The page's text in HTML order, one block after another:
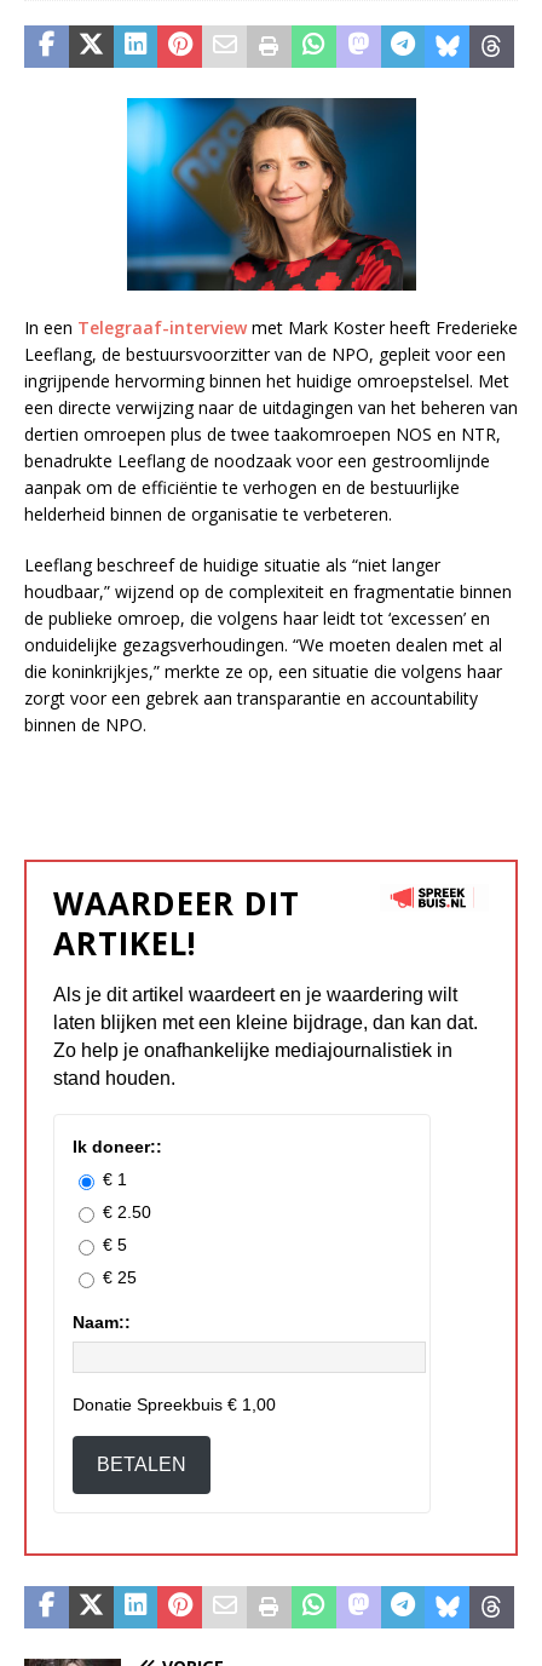
In een Telegraaf-interview met Mark Koster heeft Frederieke
Leeflang, de bestuursvoorzitter van de NPO, gepleit voor een
ingrijpende hervorming binnen het huidige omroepstelsel. Met
een directe verwijzing naar de uitdagingen van het beheren van
dertien omroepen plus de twee taakomroepen NOS en NTR,
benadrukte Leeflang de noodzaak voor een gestroomlijnde
aanpak om de efficiëntie te verhogen en de bestuurlijke
helderheid binnen de organisatie te verbeteren.
Leeflang beschreef de huidige situatie als “niet langer
houdbaar,” wijzend op de complexiteit en fragmentatie binnen
de publieke omroep, die volgens haar leidt tot ‘excessen’ en
onduidelijke gezagsverhoudingen. “We moeten dealen met al
die koninkrijkjes,” merkte ze op, een situatie die volgens haar
zorgt voor een gebrek aan transparantie en accountability
binnen de NPO.
WAARDEER DIT
ARTIKEL!
Als je dit artikel waardeert en je waardering wilt
laten blijken met een kleine bijdrage, dan kan dat.
Zo help je onafhankelijke mediajournalistiek in
stand houden.
Ik doneer::
€ 1
€ 2.50
€ 5
€ 25
Naam::
Donatie Spreekbuis € 1,00
BETALEN